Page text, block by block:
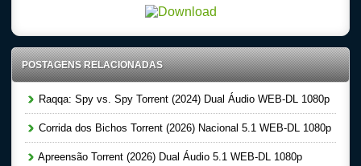
POSTAGENS RELACIONADAS
Raqqa: Spy vs. Spy Torrent (2024) Dual Áudio WEB-DL 1080p
Corrida dos Bichos Torrent (2026) Nacional 5.1 WEB-DL 1080p
Apreensão Torrent (2026) Dual Áudio 5.1 WEB-DL 1080p